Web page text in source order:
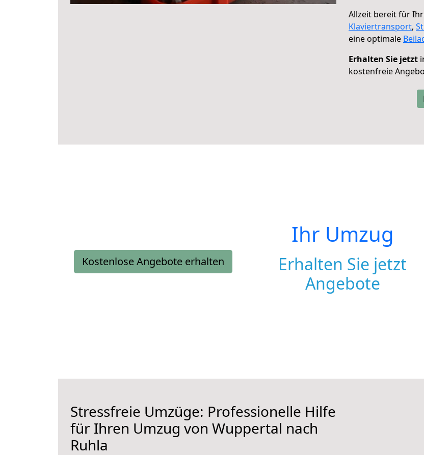
Allzeit bereit für
Klaviertransport,
eine optimale
Erhalten Sie jetzt
kostenfreie
Kostenlose Angebote erhalten
Ihr Umzug
Erhalten Sie jetzt
Angebote
Stressfreie Umzüge: Professionelle Hilfe
für Ihren Umzug von Wuppertal nach
Ruhla